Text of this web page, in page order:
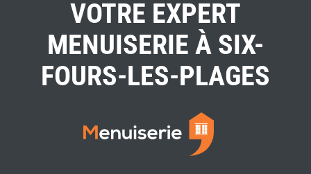
VOTRE EXPERT
MENUISERIE À SIX-
FOURS-LES-PLAGES